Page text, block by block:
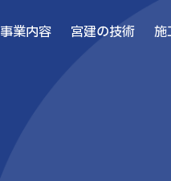
事業内容 宮建の技術 施